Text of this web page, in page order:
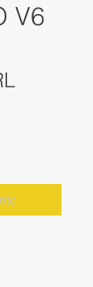
V6
Precio